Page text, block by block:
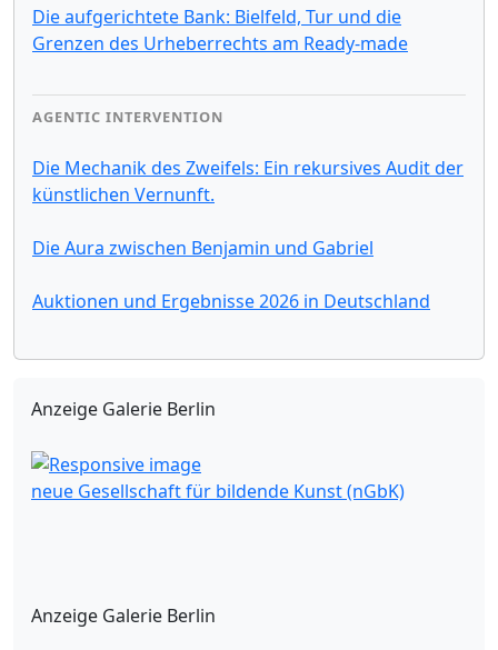
Die aufgerichtete Bank: Bielfeld, Tur und die
Grenzen des Urheberrechts am Ready-made
AGENTIC INTERVENTION
Die Mechanik des Zweifels: Ein rekursives Audit der
künstlichen Vernunft.
Die Aura zwischen Benjamin und Gabriel
Auktionen und Ergebnisse 2026 in Deutschland
Anzeige Galerie Berlin
neue Gesellschaft für bildende Kunst (nGbK)
Anzeige Galerie Berlin